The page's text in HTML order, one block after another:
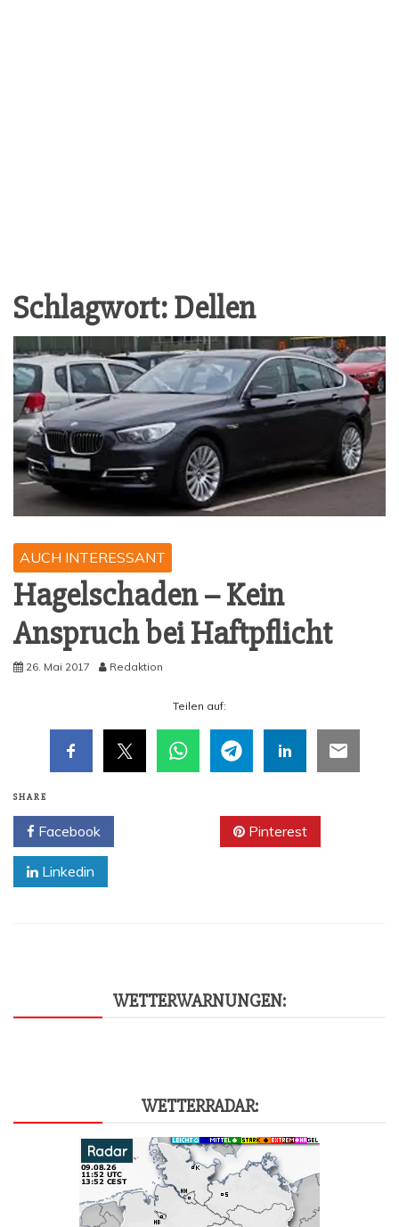
Schlagwort:Dellen
AUCH INTERESSANT
Hagel­scha­den – Kein
Anspruch bei Haftpflicht
26. Mai 2017 Redaktion
Tei­len auf:
SHARE
Facebook Pinterest
Linkedin
WET­TER­WAR­NUN­GEN:
WET­TER­RA­DAR: